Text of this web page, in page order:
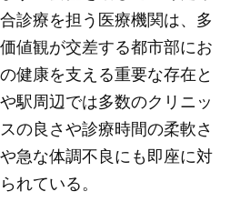
診療を担う医療機関は、多
値観が交差する都市部にお
健康を支える重要な存在と
駅周辺では多数のクリニッ
の良さや診療時間の柔軟さ
急な体調不良にも即座に対
れている。